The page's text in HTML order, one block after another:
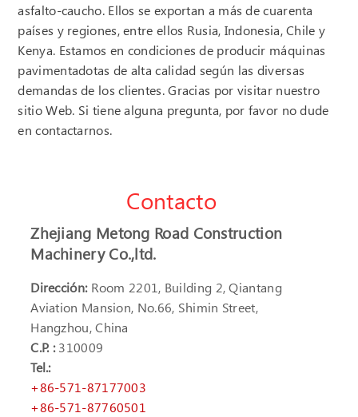
asfalto-caucho. Ellos se exportan a más de cuarenta
países y regiones, entre ellos Rusia, Indonesia, Chile y
Kenya. Estamos en condiciones de producir máquinas
pavimentadotas de alta calidad según las diversas
demandas de los clientes. Gracias por visitar nuestro
sitio Web. Si tiene alguna pregunta, por favor no dude
en contactarnos.
Contacto
Zhejiang Metong Road Construction
Machinery Co.,ltd.
Dirección: Room 2201, Building 2, Qiantang
Aviation Mansion, No.66, Shimin Street,
Hangzhou, China
C.P. :310009
Tel.:
+86-571-87177003
+86-571-87760501